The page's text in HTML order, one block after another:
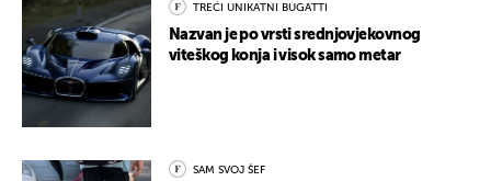
TREĆI UNIKATNI BUGATTI
Nazvan je po vrsti srednjovjekovnog
viteškog konja i visok samo metar
SAM SVOJ ŠEF